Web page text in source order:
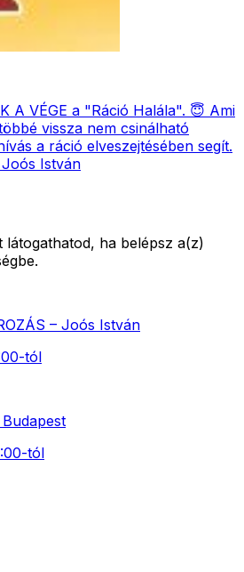
A VÉGE a "Ráció Halála". 😇 Ami
vissza nem csinálható
a ráció elveszejtésében segít.
István
ha belépsz a(z)
– Joós István
tól
Budapest
tól